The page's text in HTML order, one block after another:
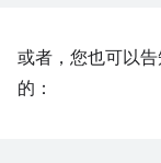
或者，您也可以
的：